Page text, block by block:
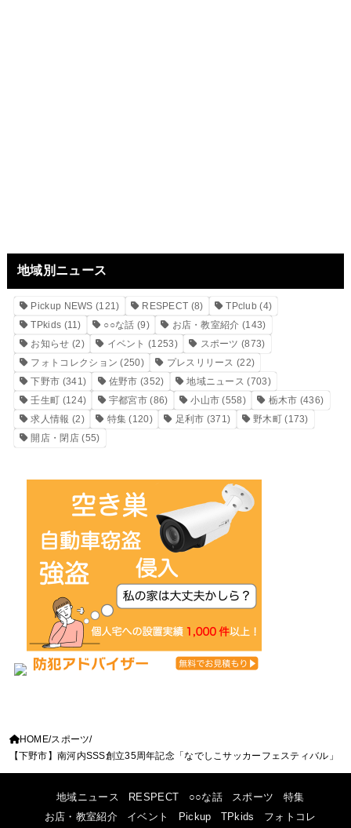
地域別ニュース
Pickup NEWS (121) RESPECT (8) TPclub (4)
TPkids (11) ○○な話 (9) お店・教室紹介 (143)
お知らせ (2) イベント (1253) スポーツ (873)
フォトコレクション (250) プレスリリース (22)
下野市 (341) 佐野市 (352) 地域ニュース (703)
壬生町 (124) 宇都宮市 (86) 小山市 (558) 栃木市 (436)
求人情報 (2) 特集 (120) 足利市 (371) 野木町(173)
開店・閉店(55)
HOME スポーツ
【下野市】南河内SSS創立35周年記念「なでしこサッカーフェスティバル」
地域ニュース RESPECT ○○な話 スポーツ
特集
お店・教室紹介
イベント Pickup TPkids フォトコレ